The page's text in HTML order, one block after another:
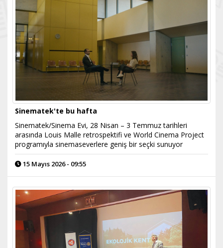
Sinematek'te bu hafta
Sinematek/Sinema Evi, 28 Nisan – 3 Temmuz tarihleri
arasında Louis Malle retrospektifi ve World Cinema Project
programıyla sinemaseverlere geniş bir seçki sunuyor
15 Mayıs 2026 - 09:55